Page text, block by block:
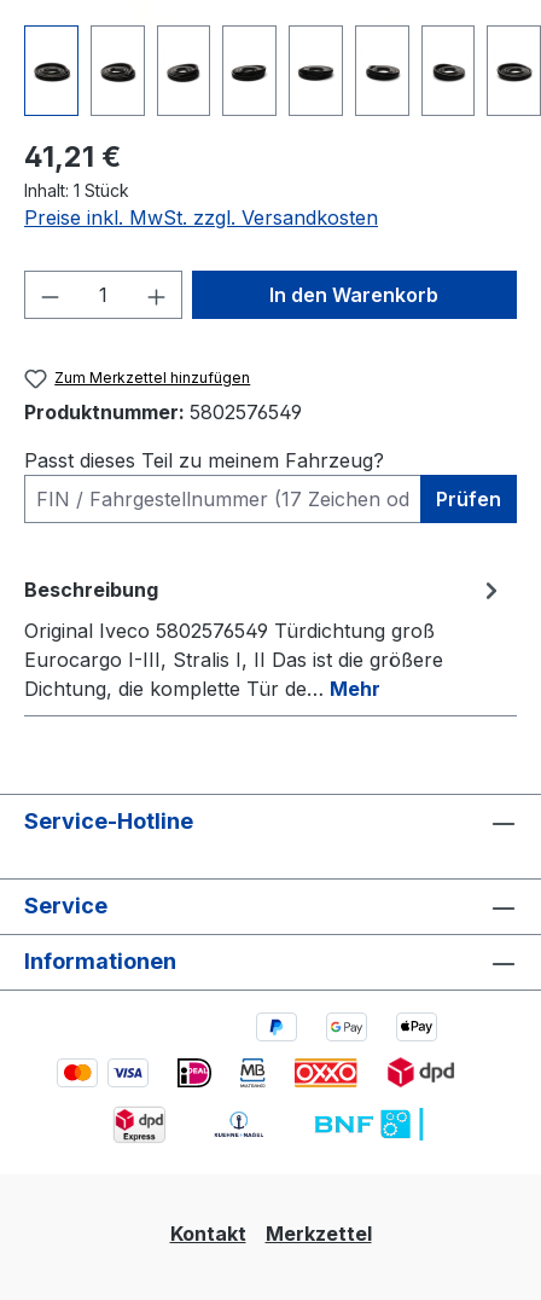
Regulärer Preis:
41,21 €
Inhalt: 1 Stück
Preise inkl. MwSt. zzgl. Versandkosten
Produkt Anzahl: Gib denIn den Warenkorb
Zum Merkzettel hinzufügen
Produktnummer: 5802576549
Passt dieses Teil zu meinem Fahrzeug?
Prüfen
Beschreibung
Original Iveco 5802576549 Türdichtung groß
Eurocargo I-III, Stralis I, II Das ist die größere
Dichtung, die komplette Tür de… Mehr
Service-Hotline
Service
Informationen
Kontakt Merkzettel